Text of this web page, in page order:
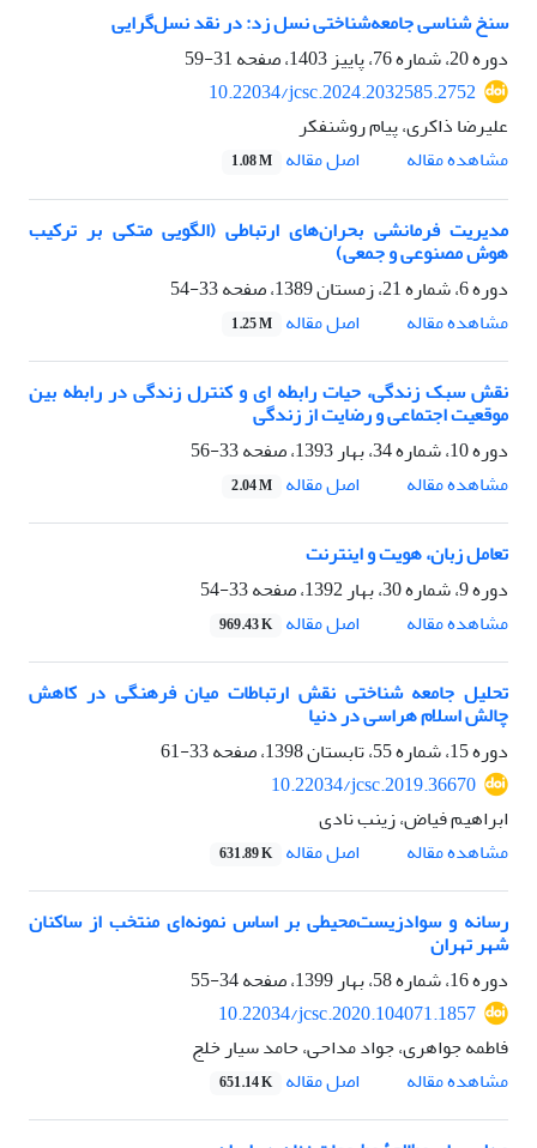
سنخ شناسی جامعه‌شناختی نسل زد: در نقد نسل‌گرایی
دوره 20، شماره 76، پاییز 1403، صفحه
31-59
10.22034/jcsc.2024.2032585.2752
علیرضا ذاکری، پیام روشنفکر
مشاهده مقاله
اصل مقاله 1.08 M
مدیریت فرمانشی بحران‌های ارتباطی (الگویی متکی بر ترکیب
هوش مصنوعی و جمعی)
دوره 6، شماره 21، زمستان 1389، صفحه
33-54
مشاهده مقاله
اصل مقاله 1.25 M
نقش سبک زندگی، حیات رابطه ای و کنترل زندگی در رابطه بین
موقعیت اجتماعی و رضایت از زندگی
دوره 10، شماره 34، بهار 1393، صفحه
33-56
مشاهده مقاله
اصل مقاله 2.04 M
تعامل زبان، هویت و اینترنت
دوره 9، شماره 30، بهار 1392، صفحه
33-54
مشاهده مقاله
اصل مقاله 969.43 K
تحلیل جامعه شناختی نقش ارتباطات میان فرهنگی در کاهش
چالش اسلام هراسی در دنیا
دوره 15، شماره 55، تابستان 1398، صفحه
33-61
10.22034/jcsc.2019.36670
ابراهیم فیاض، زینب نادی
مشاهده مقاله
اصل مقاله 631.89 K
رسانه و سوادزیست‌محیطی بر اساس نمونه‌ای منتخب از ساکنان
شهر تهران
دوره 16، شماره 58، بهار 1399، صفحه
34-55
10.22034/jcsc.2020.104071.1857
فاطمه جواهری، جواد مداحی، حامد سیار خلج
مشاهده مقاله
اصل مقاله 651.14 K